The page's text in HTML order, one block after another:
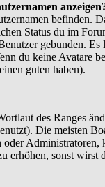
befinden.
Status du im
gebunden.
du keine Avatare
guten haben).
des Ranges
Die meisten
erhöhen, sonst